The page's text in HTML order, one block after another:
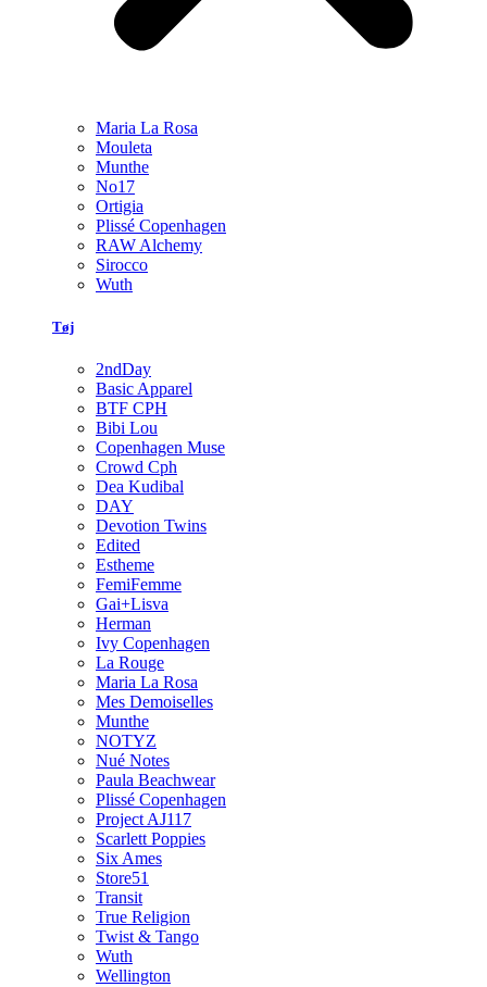
Maria La Rosa
Mouleta
Munthe
No17
Ortigia
Plissé Copenhagen
RAW Alchemy
Sirocco
Wuth
Tøj
2ndDay
Basic Apparel
BTF CPH
Bibi Lou
Copenhagen Muse
Crowd Cph
Dea Kudibal
DAY
Devotion Twins
Edited
Estheme
FemiFemme
Gai+Lisva
Herman
Ivy Copenhagen
La Rouge
Maria La Rosa
Mes Demoiselles
Munthe
NOTYZ
Nué Notes
Paula Beachwear
Plissé Copenhagen
Project AJ117
Scarlett Poppies
Six Ames
Store51
Transit
True Religion
Twist & Tango
Wuth
Wellington